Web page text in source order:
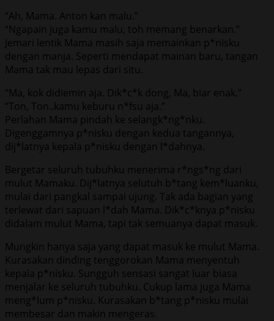
“Ah, Mama. Anton kan malu.”
“Ngapain juga kamu malu, toh memang benarkan.”
Jemari lentik Mama masih saja memainkan p*nisku
dengan manja. Seperti mendapat mainan baru, tangan
Mama tak mau lepas dari situ.
“Ma, kok didiemin aja. Dik*c*k dong, Ma, biar enak.”
“Ton, Ton..kamu keburu n*fsu aja.”
Perlahan Mama pindah ke selangk*ng*nku.
Digenggamnya p*nisku dengan kedua tangannya,
dij*latnya kepala p*nisku dengan l*dahnya.
Bergetar seluruh tubuhku menerima r*ngs*ng dari
mulut Mamaku. Dij*latnya selutuh b*tang kem*luanku,
mulai dari pangkal sampai ujung. Tak ada bagian yang
terlewat dari sapuan l*dah Mama. Dik*c*knya p*nisku
didalam mulut Mama, tapi tak semuanya dapat masuk.
Mungkin hanya saja yang dapat masuk ke mulut Mama.
Kurasakan dinding tenggorokan Mama menyentuh
kepala p*nisku. Sungguh sensasi sangat luar biasa
menjalar ke seluruh tubuhku. Cukup lama juga Mama
meng*lum p*nisku. Kurasakan b*tang p*nisku mulai
membesar dan makin mengeras.